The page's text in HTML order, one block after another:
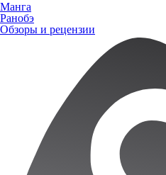
Манга
Ранобэ
Обзоры и рецензии